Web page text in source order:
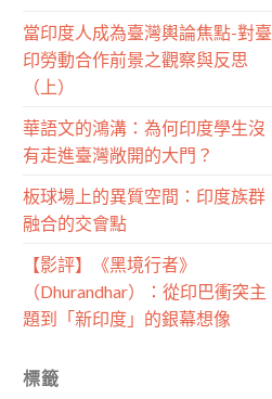
當印度人成為臺灣輿論焦點-對臺
印勞動合作前景之觀察與反思
（上）
華語文的鴻溝：為何印度學生沒
有走進臺灣敞開的大門？
板球場上的異質空間：印度族群
融合的交會點
【影評】《黑境行者》
（Dhurandhar）：從印巴衝突主
題到「新印度」的銀幕想像
標籤